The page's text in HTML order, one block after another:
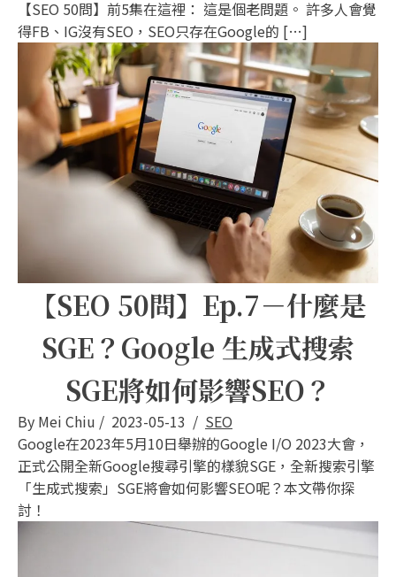
【SEO 50問】前5集在這裡： 這是個老問題。 許多人會覺
得FB、IG沒有SEO，SEO只存在Google的 […]
【SEO 50問】Ep.7－什麼是
SGE？Google 生成式搜索
SGE將如何影響SEO？
By Mei Chiu / 2023-05-13 / SEO
Google在2023年5月10日舉辦的Google I/O 2023大會，
正式公開全新Google搜尋引擎的樣貌SGE，全新搜索引擎
「生成式搜索」SGE將會如何影響SEO呢？本文帶你探
討！